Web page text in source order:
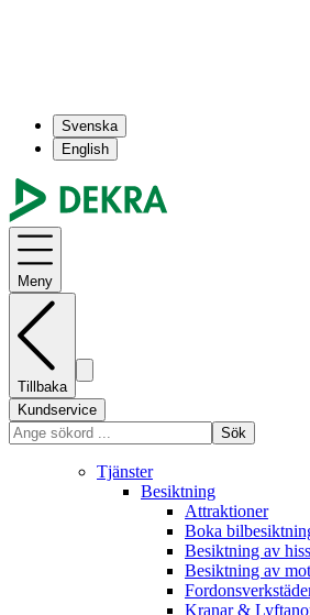
Svenska
English
Meny
Tillbaka
Kundservice
Sök
Tjänster
Besiktning
Attraktioner
Boka
Besiktning av
Besiktning av
Kranar &